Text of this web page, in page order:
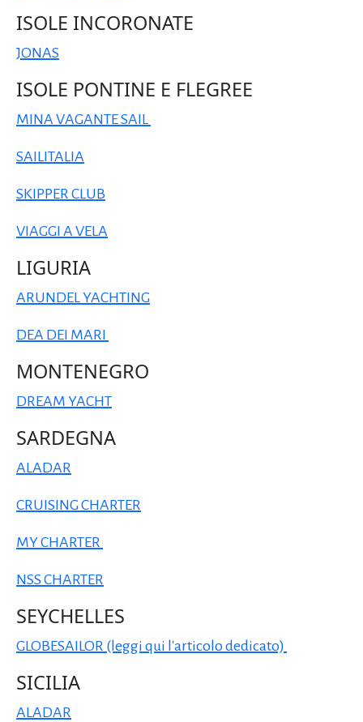
ISOLE INCORONATE
JONAS
ISOLE PONTINE E FLEGREE
MINA VAGANTE SAIL
SAILITALIA
SKIPPER CLUB
VIAGGI A VELA
LIGURIA
ARUNDEL YACHTING
DEA DEI MARI
MONTENEGRO
DREAM YACHT
SARDEGNA
ALADAR
CRUISING CHARTER
MY CHARTER
NSS CHARTER
SEYCHELLES
GLOBESAILOR (leggi qui l'articolo dedicato)
SICILIA
ALADAR